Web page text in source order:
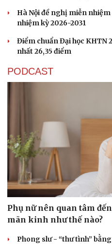
Văn hóa
Sân khấu - Điện ảnh
Văn học
Âm nhạc
Di sản
Hà Nội đề nghị miễn nhiệm
nhiệm kỳ 2026-2031
Điểm chuẩn Đại học KHTN
nhất 26,35 điểm
PODCAST
Phụ nữ nên quan tâm
mãn kinh như thế nào?
Phong slư - “thư tình”